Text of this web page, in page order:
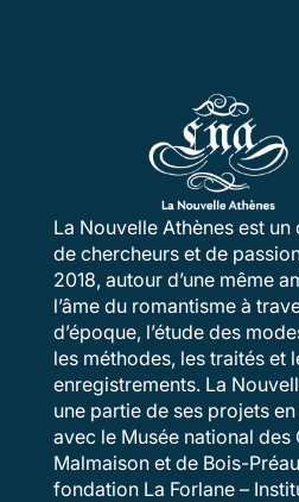
La Nouvelle Athènes est un
de chercheurs et de
2018, autour d’une même
l’âme du romantisme à
d’époque, l’étude des
les méthodes, les traités et
enregistrements. La
une partie de ses projets
avec le Musée national des
Malmaison et de Bois-
fondation La Forlane –